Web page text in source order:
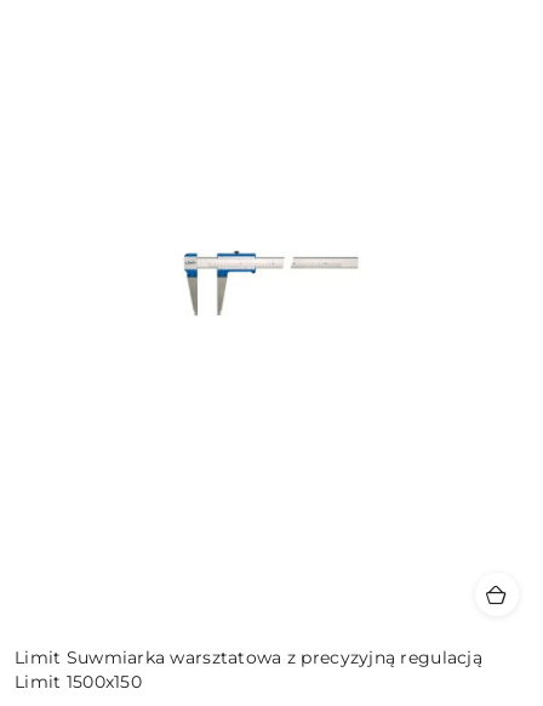
Limit Suwmiarka warsztatowa z precyzyjną regulacją
Limit 1500x150